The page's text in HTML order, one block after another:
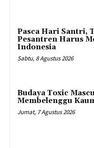
Pasca Hari Santri,
Pesantren Harus
Indonesia
Sabtu, 8 Agustus 2026
Budaya Toxic
Membelenggu
Jumat, 7 Agustus 2026